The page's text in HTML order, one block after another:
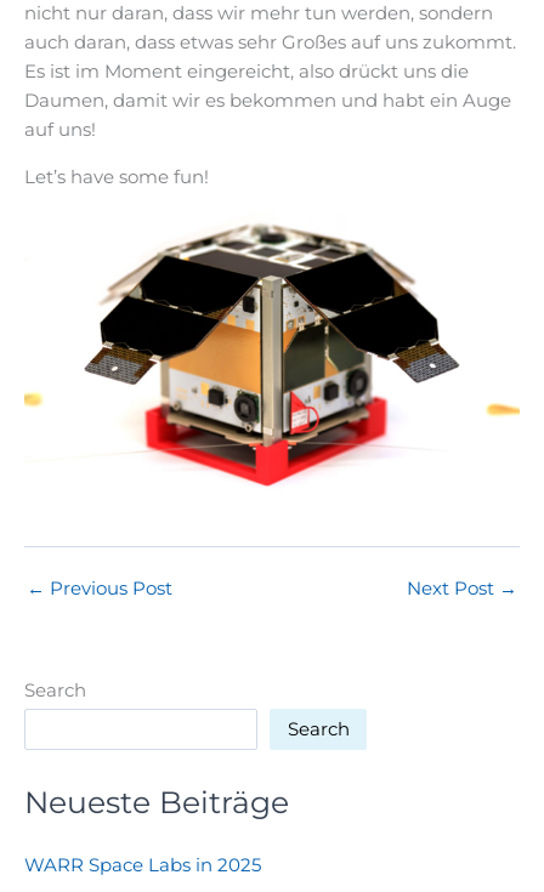
nicht nur daran, dass wir mehr tun werden, sondern
auch daran, dass etwas sehr Großes auf uns zukommt.
Es ist im Moment eingereicht, also drückt uns die
Daumen, damit wir es bekommen und habt ein Auge
auf uns!
Let’s have some fun!
← Previous Post Next Post →
Search
Search
Neueste Beiträge
WARR Space Labs in 2025